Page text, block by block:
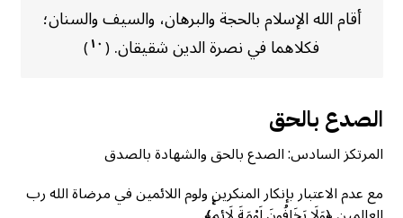
أقام الله الإسلام بالحجة والبرهان، والسيف والسنان؛
فكلاهما في نصرة الدين شقيقان.(١٠)
الصدع بالحق
المرتكز السادس: الصدع بالحق والشهادة بالصدق
مع عدم الاعتبار بإنكار المنكرين ولوم اللائمين في مرضاة الله رب